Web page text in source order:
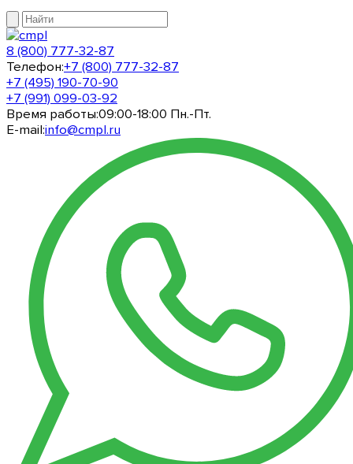
8 (800) 777-32-87
Телефон:+7 (800) 777-32-87
+7 (495) 190-70-90
+7 (991) 099-03-92
Время работы:09:00-18:00 Пн.-Пт.
E-mail:info@cmpl.ru